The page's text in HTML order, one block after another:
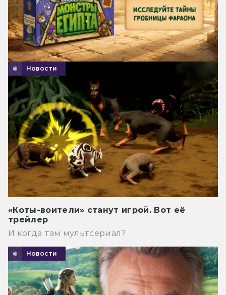
Новости
«Коты-воители» станут игрой. Вот её
трейлер
И когда там мультсериал?
Новости